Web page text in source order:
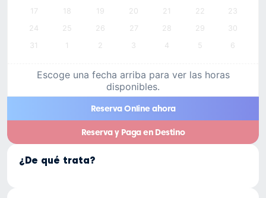
¿De qué trata?
17
18 19 20 21 22
23
24
25 26 27 28 29
30
31
1 2 3 4 5 6
Escoge una fecha arriba para ver las horas
disponibles.
de
cantidad
Reserva Online ahora
Reserva y Paga en Destino